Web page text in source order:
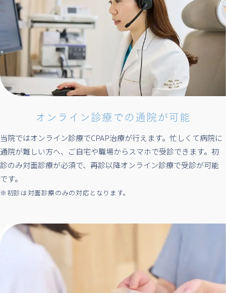
オンライン診療での通院が可能
当院ではオンライン診療でCPAP治療が行えます。忙しくて病院に
通院が難しい方へ、ご自宅や職場からスマホで受診できます。初
診のみ対面診療が必須で、再診以降オンライン診療で受診が可能
です。
※初診は対面診療のみの対応となります。